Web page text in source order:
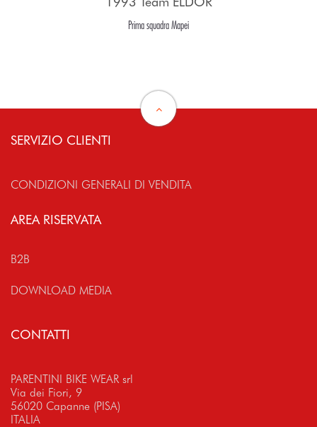
Prima squadra Mapei
SERVIZIO CLIENTI
CONDIZIONI GENERALI DI VENDITA
AREA RISERVATA
B2B
DOWNLOAD MEDIA
CONTATTI
PARENTINI BIKE WEAR srl
Via dei Fiori, 9
56020 Capanne (PISA)
ITALIA